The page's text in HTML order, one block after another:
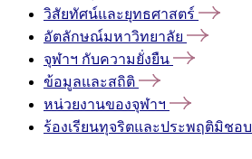
วิสัยทัศน์และยุทธศาสตร์
อัตลักษณ์มหาวิทยาลัย
จุฬาฯ กับความยั่งยืน
ข้อมูลและสถิติ
หน่วยงานของจุฬาฯ
ร้องเรียนทุจริตและประพฤติมิชอบ